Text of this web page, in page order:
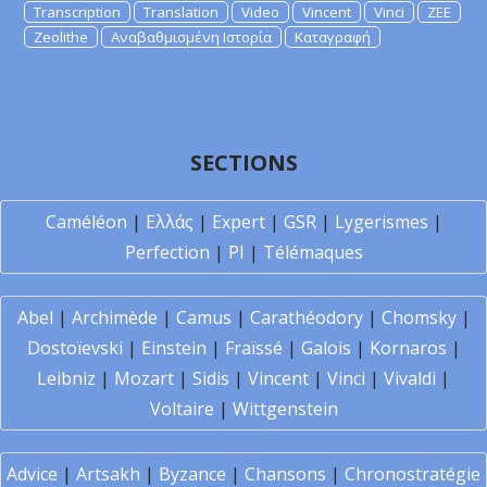
Transcription Translation Video Vincent Vinci
ZEE
Zeolithe
Αναβαθμισμένη Ιστορία Καταγραφή
SECTIONS
Caméléon | Ελλάς | Expert| GSR| Lygerismes |
Perfection | PI | Télémaques
Abel | Archimède | Camus | Carathéodory| Chomsky|
Dostoïevski | Einstein | Fraïssé | Galois | Kornaros |
Leibniz | Mozart | Sidis | Vincent | Vinci | Vivaldi |
Voltaire | Wittgenstein
Advice | Artsakh | Byzance | Chansons | Chronostratégie